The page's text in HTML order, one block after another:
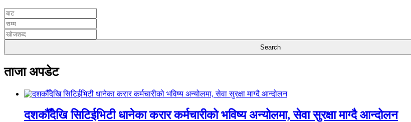
ताजा अपडेट
दशकौँदेखि सिटिईभिटी धानेका करार कर्मचारीको भविष्य अन्योलमा, सेवा सुरक्षा माग्दै आन्दोलन